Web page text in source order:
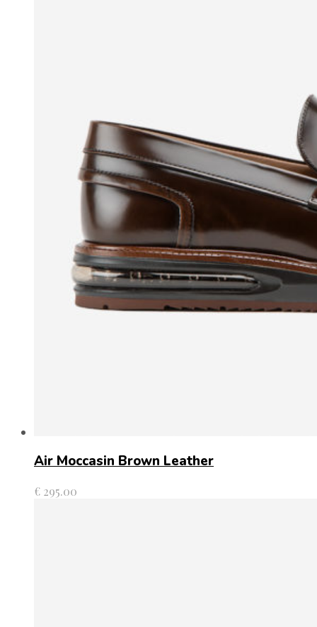
Air Moccasin Brown Leather
€ 295.00